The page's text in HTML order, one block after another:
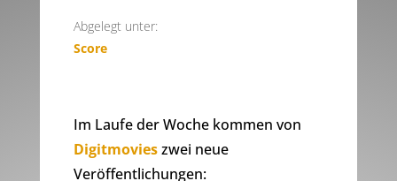
Abgelegt unter:
Score
Im Laufe der Woche kommen von
Digitmovieszwei neue
Veröffentlichungen: